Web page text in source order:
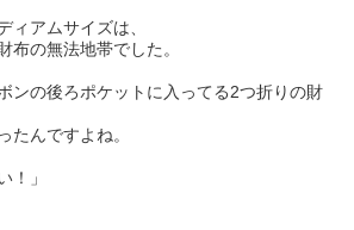
ィアムサイズは、
布の無法地帯でした。
ンの後ろポケットに入ってる2つ折りの財
たんですよね。
！」